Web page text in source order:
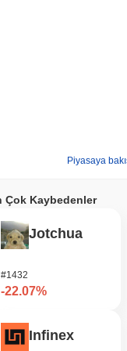
Piyasaya
Çok Kaybedenler
Jotchua
#1432
-22.07%
Infinex